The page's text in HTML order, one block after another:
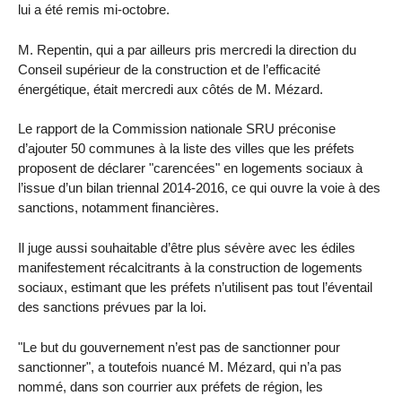
lui a été remis mi-octobre.
M. Repentin, qui a par ailleurs pris mercredi la direction du
Conseil supérieur de la construction et de l’efficacité
énergétique, était mercredi aux côtés de M. Mézard.
Le rapport de la Commission nationale SRU préconise
d’ajouter 50 communes à la liste des villes que les préfets
proposent de déclarer "carencées" en logements sociaux à
l’issue d’un bilan triennal 2014-2016, ce qui ouvre la voie à des
sanctions, notamment financières.
Il juge aussi souhaitable d’être plus sévère avec les édiles
manifestement récalcitrants à la construction de logements
sociaux, estimant que les préfets n’utilisent pas tout l’éventail
des sanctions prévues par la loi.
"Le but du gouvernement n’est pas de sanctionner pour
sanctionner", a toutefois nuancé M. Mézard, qui n’a pas
nommé, dans son courrier aux préfets de région, les